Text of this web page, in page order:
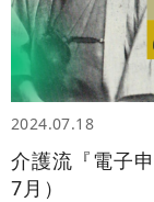
2024.07.18
介護流『電子
7月）